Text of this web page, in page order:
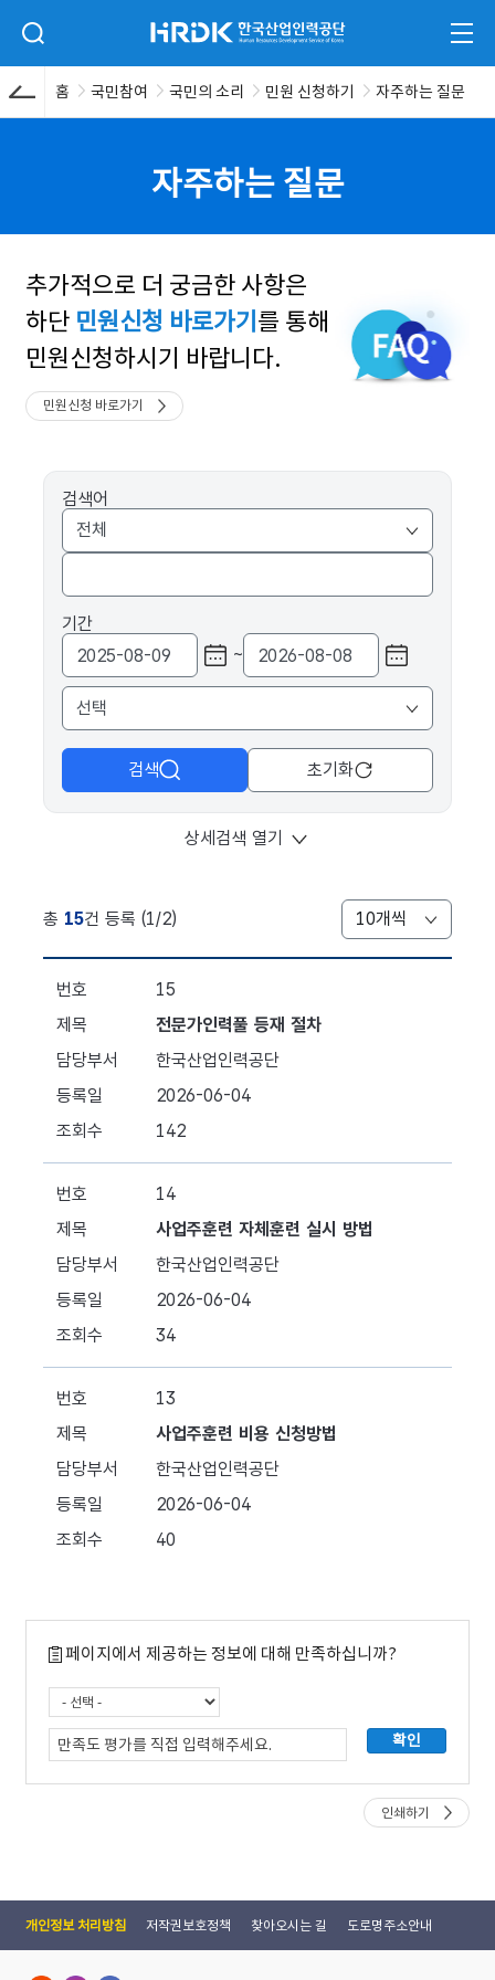
검색 입력폼 열기 HRDK 한국산업인력공단 전체
홈 국민참여 국민의 소리 민원 신청하기 자주하는 질문
자주하는 질문
추가적으로 더 궁금한 사항은
하단 민원신청 바로가기 를 통해
민원신청하시기 바랍니다.
민원신청 바로가기
페이지에서 제공하는 정보에 대해 만족하십니까?
인쇄하기
개인정보 처리방침 저작권보호정책 찾아오시는 길 도로명주소안내